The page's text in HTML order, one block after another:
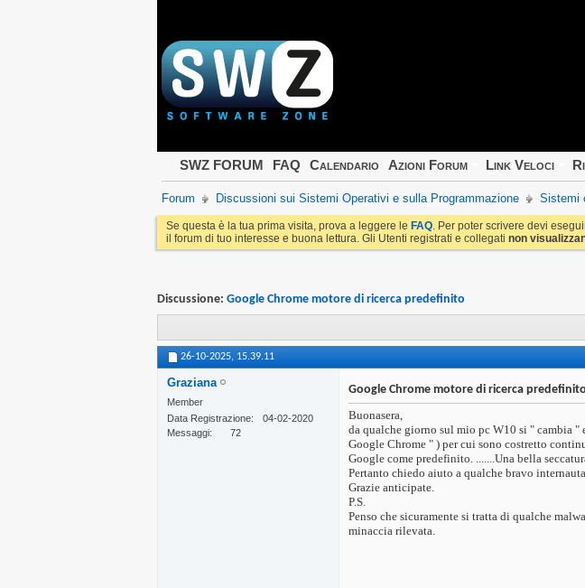
SWZ FORUM FAQ Calendario Azioni Forum Link Veloci
Forum Discussioni sui Sistemi Operativi e sulla Programmazione Sistemi
Se questa è la tua prima visita, prova a leggere le FAQ. Per poter scrivere devi
il forum di tuo interesse e buona lettura. Gli Utenti registrati e collegati non
Discussione: Google Chrome motore di ricerca predefinito
26-10-2025, 15.39.11
Graziana
Member
Data Registrazione
04-02-2020
Messaggi
72
Google Chrome motore di ricerca predefinito
Buonasera,
da qualche giorno sul mio pc W10 si " cambia
Google Chrome " ) per cui sono costretto
Google come predefinito. .......Una bella
Pertanto chiedo aiuto a qualche bravo
Grazie anticipate.
P.S.
Penso che sicuramente si tratta di qualche
minaccia rilevata.